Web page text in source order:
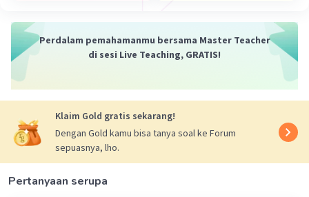
sekitar 100.000 hingga 50.000 tahun yang lalu.
5. Liang Bua:Lokasi di Pulau Flores, Indonesia,
Beri Rating·5.0( 1) Balas
Perdalam pemahamanmu bersama Master Teacher
di sesi Live Teaching, GRATIS!
Klaim Gold gratis sekarang!
Dengan Gold kamu bisa tanya soal ke Forum
sepuasnya, lho.
Pertanyaan serupa